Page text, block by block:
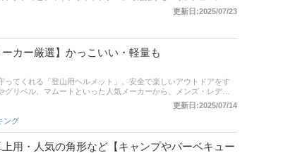
。レディース・メンズ・キッズ用を厳選。ナイキやキーンなど
パクトに折りたためるモデルも！比較一覧表や通販サイトの最
チェックしてみてください。
更新日:2025/07/23
カー厳選】かっこいい・軽量も
てくれる「登山用ヘルメット」。安全で楽しいアウトドアをす
リベル、マムートといった人気メーカーから、メンズ・レディ
こで本記事では登山用ヘルメットの選び方とおすすめ商品を紹
プ。比較一覧表や通販サイトの最新人気ランキングもあるの
い。
更新日:2025/07/14
ング
用・人気の角形など【キャンプやバーベキュー